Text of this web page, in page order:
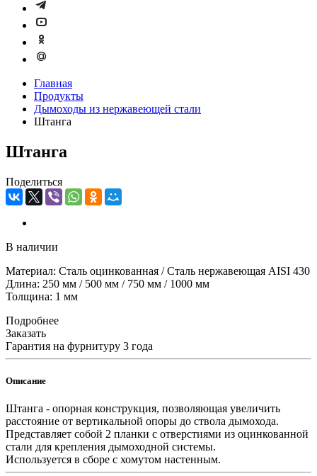
Главная
Продукты
Дымоходы из нержавеющей стали
Штанга
Штанга
Поделиться
В наличии
Материал: Сталь оцинкованная / Сталь нержавеющая AISI 430
Длина: 250 мм / 500 мм / 750 мм / 1000 мм
Толщина: 1 мм
Подробнее
Заказать
Гарантия на фурнитуру 3 года
Описание
Штанга - опорная конструкция, позволяющая увеличить
расстояние от вертикальной опоры до ствола дымохода.
Представляет собой 2 планки с отверстиями из оцинкованной
стали для крепления дымоходной системы.
Используется в сборе с хомутом настенным.